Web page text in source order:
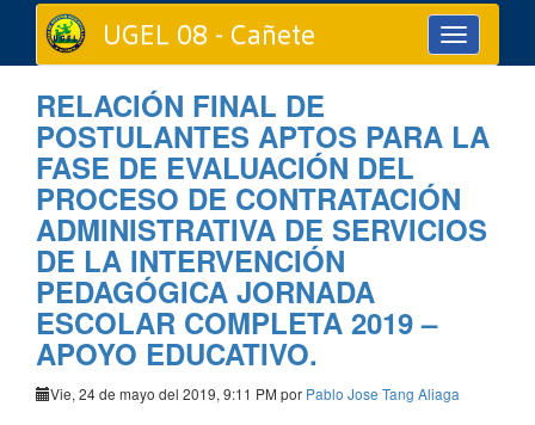
Toggle
navigation
UGEL 08 - Cañete
RELACIÓN FINAL DE
POSTULANTES APTOS PARA LA
FASE DE EVALUACIÓN DEL
PROCESO DE CONTRATACIÓN
ADMINISTRATIVA DE SERVICIOS
DE LA INTERVENCIÓN
PEDAGÓGICA JORNADA
ESCOLAR COMPLETA 2019 –
APOYO EDUCATIVO.
Vie, 24 de mayo del 2019, 9:11 PM por Pablo Jose Tang Aliaga